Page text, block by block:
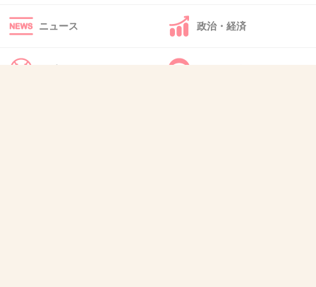
か注目を浴びたかったやむしゃくしゃしてたと
ニュース 政治・経済